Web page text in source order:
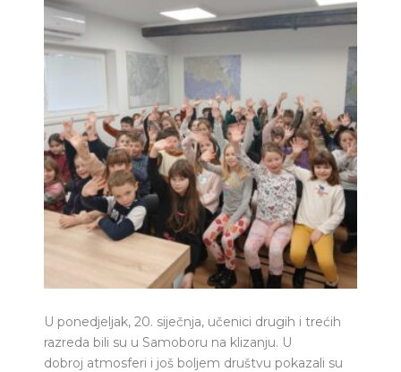
U ponedjeljak, 20. siječnja, učenici drugih i trećih
razreda bili su u Samoboru na klizanju. U
dobroj atmosferi i još boljem društvu pokazali su